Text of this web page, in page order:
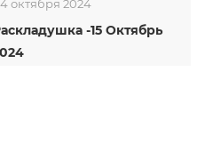
04 октября 2024
-15 Октябрь